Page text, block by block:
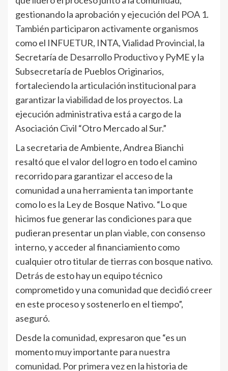
gestionando la aprobación y ejecución del POA 1.
También participaron activamente organismos
como el INFUETUR, INTA, Vialidad Provincial, la
Secretaría de Desarrollo Productivo y PyME y la
Subsecretaría de Pueblos Originarios,
fortaleciendo la articulación institucional para
garantizar la viabilidad de los proyectos. La
ejecución administrativa está a cargo de la
Asociación Civil “Otro Mercado al Sur.”
La secretaria de Ambiente, Andrea Bianchi
resaltó que el valor del logro en todo el camino
recorrido para garantizar el acceso de la
comunidad a una herramienta tan importante
como lo es la Ley de Bosque Nativo. “Lo que
hicimos fue generar las condiciones para que
pudieran presentar un plan viable, con consenso
interno, y acceder al financiamiento como
cualquier otro titular de tierras con bosque nativo.
Detrás de esto hay un equipo técnico
comprometido y una comunidad que decidió creer
en este proceso y sostenerlo en el tiempo”,
aseguró.
Desde la comunidad, expresaron que “es un
momento muy importante para nuestra
comunidad. Por primera vez en la historia de